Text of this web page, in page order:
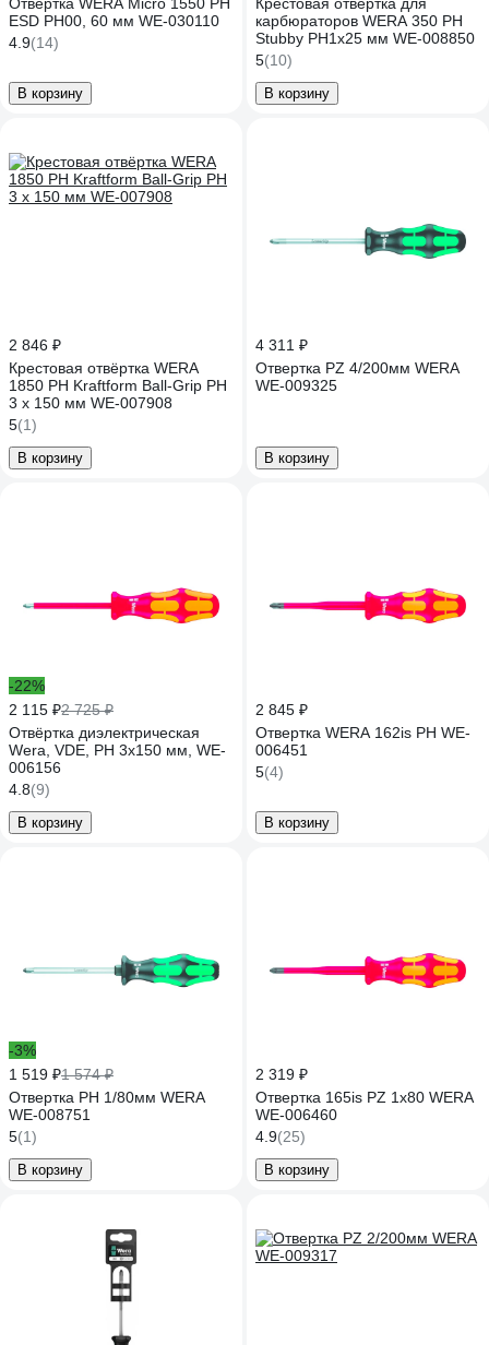
ESD PH00, 60 мм WE-030110
4.9(14)
В корзину
карбюраторов WERA 350 PH
Stubby PH1x25 мм WE-008850
5(10)
В корзину
2 846 ₽
Крестовая отвёртка WERA
1850 PH Kraftform Ball-Grip PH
3 x 150 мм WE-007908
5(1)
В корзину
4 311 ₽
Отвертка PZ 4/200мм WERA
WE-009325
В корзину
-22%
2 115 ₽2 725 ₽
Отвёртка диэлектрическая
Wera, VDE, PH 3х150 мм, WE-
006156
4.8(9)
В корзину
2 845 ₽
Отвертка WERA 162is PH WE-
006451
5(4)
В корзину
-3%
1 519 ₽1 574 ₽
Отвертка PH 1/80мм WERA
WE-008751
5(1)
В корзину
2 319 ₽
Отвертка 165is PZ 1x80 WERA
WE-006460
4.9(25)
В корзину